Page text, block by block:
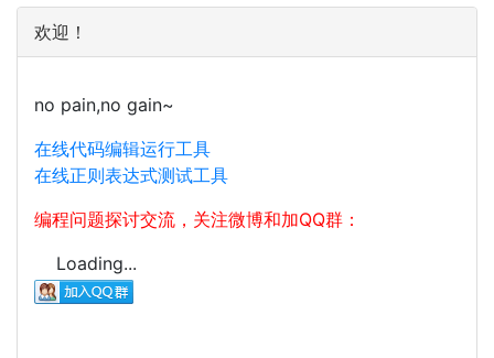
欢迎！
no pain,no gain~
在线代码编辑运行工具
在线正则表达式测试工具
编程问题探讨交流，关注微博和加QQ群：
Loading...